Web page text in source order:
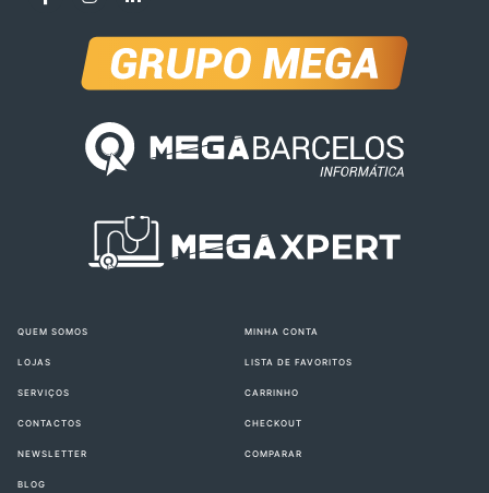
QUEM SOMOS
LOJAS
SERVIÇOS
CONTACTOS
NEWSLETTER
BLOG
MINHA CONTA
LISTA DE FAVORITOS
CARRINHO
CHECKOUT
COMPARAR